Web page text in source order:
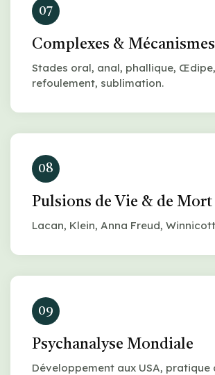
07
Complexes & Mécanismes
Stades oral, anal, phallique, Œdipe,
refoulement, sublimation.
08
Pulsions de Vie & de Mort
Lacan, Klein, Anna Freud,
09
Psychanalyse Mondiale
Développement aux USA, pratique